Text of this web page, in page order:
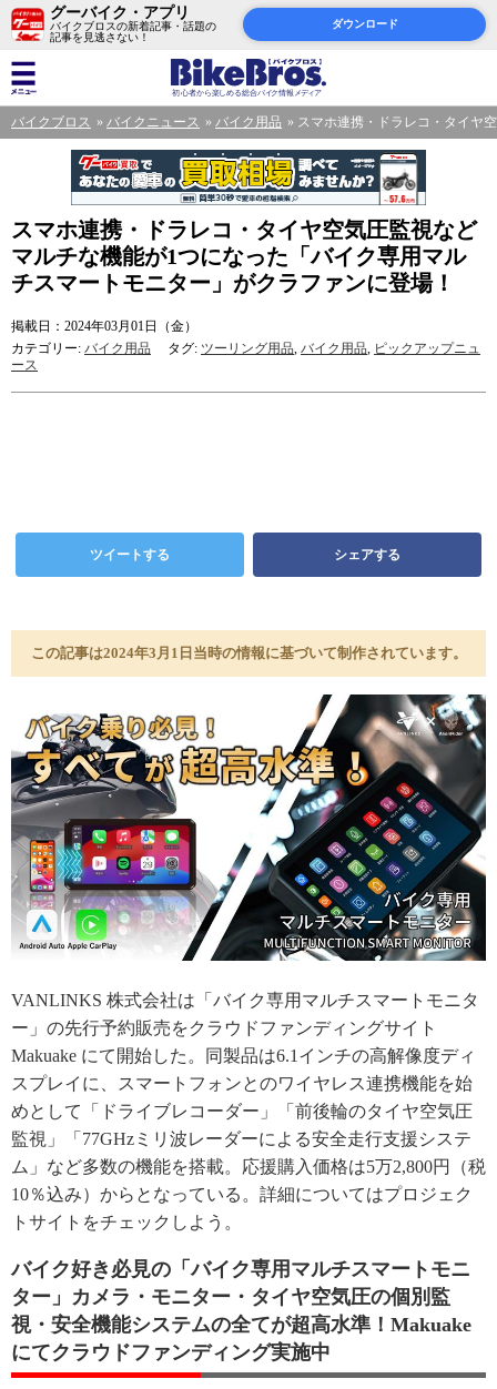
グーバイク・アプリ
バイクブロスの新着記事・話題の
記事を見逃さない！
ダウンロード
バイクブロス バイクニュース バイク用品 スマホ連携・ドラレコ・タイヤ
スマホ連携・ドラレコ・タイヤ空気圧監視など
マルチな機能が1つになった「バイク専用マル
チスマートモニター」がクラファンに登場！
掲載日：2024年03月01日（金）
カテゴリー: バイク用品 タグ: ツーリング用品, バイク用品, ピックアップニュ
ース
ツイートする シェアする
この記事は2024年3月1日当時の情報に基づいて制作されています。
VANLINKS 株式会社は「バイク専用マルチスマートモニタ
ー」の先行予約販売をクラウドファンディングサイト
Makuake にて開始した。同製品は6.1インチの高解像度ディ
スプレイに、スマートフォンとのワイヤレス連携機能を始
めとして「ドライブレコーダー」「前後輪のタイヤ空気圧
監視」「77GHzミリ波レーダーによる安全走行支援システ
ム」など多数の機能を搭載。応援購入価格は5万2,800円（税
10％込み）からとなっている。詳細についてはプロジェク
トサイトをチェックしよう。
バイク好き必見の「バイク専用マルチスマートモニ
ター」カメラ・モニター・タイヤ空気圧の個別監
視・安全機能システムの全てが超高水準！Makuake
にてクラウドファンディング実施中